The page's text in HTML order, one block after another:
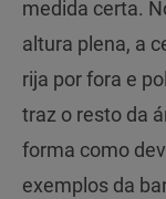
medida certa.
altura plena, a
rija por fora e
traz o resto da
forma como
exemplos da